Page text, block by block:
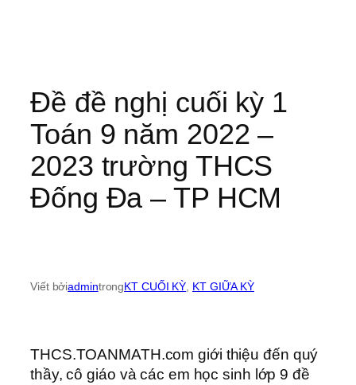
Đề đề nghị cuối kỳ 1
Toán 9 năm 2022 –
2023 trường THCS
Đống Đa – TP HCM
Viết bởiadmintrongKT CUỐI KỲ KT GIỮA KỲ
THCS.TOANMATH.com giới thiệu đến quý
thầy, cô giáo và các em học sinh lớp 9 đề